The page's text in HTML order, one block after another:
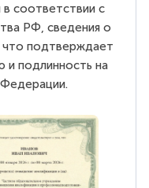
соответствии с
РФ, сведения о
подтверждает
и подлинность на